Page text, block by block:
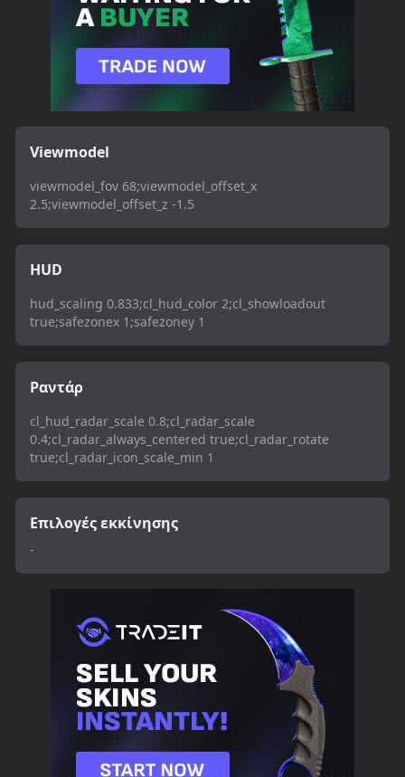
Viewmodel
viewmodel_fov 68;viewmodel_offset_x
2.5;viewmodel_offset_z -1.5
HUD
hud_scaling 0.833;cl_hud_color 2;cl_showloadout
true;safezonex 1;safezoney 1
Ραντάρ
cl_hud_radar_scale 0.8;cl_radar_scale
0.4;cl_radar_always_centered true;cl_radar_rotate
true;cl_radar_icon_scale_min 1
Επιλογές εκκίνησης
-